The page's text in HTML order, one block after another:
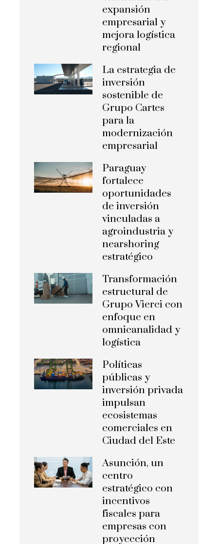
expansión
empresarial y
mejora logística
regional
La estrategia de
inversión
sostenible de
Grupo Cartes
para la
modernización
empresarial
Paraguay
fortalece
oportunidades
de inversión
vinculadas a
agroindustria y
nearshoring
estratégico
Transformación
estructural de
Grupo Vierci con
enfoque en
omnicanalidad y
logística
Políticas
públicas y
inversión privada
impulsan
ecosistemas
comerciales en
Ciudad del Este
Asunción, un
centro
estratégico con
incentivos
fiscales para
empresas con
proyección